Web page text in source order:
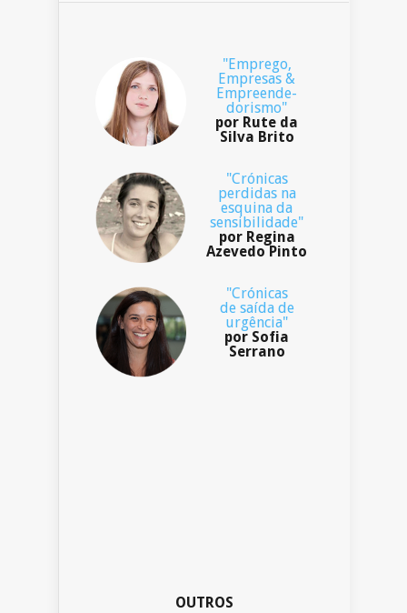
"Emprego,
Empresas &
Empreende-
dorismo"
por Rute da
Silva Brito
"Crónicas
perdidas na
esquina da
sensibilidade"
por Regina
Azevedo Pinto
"Crónicas
de saída de
urgência"
por Sofia
Serrano
OUTROS